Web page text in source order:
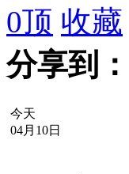
0顶 收藏
分享到：
今天
04月10日